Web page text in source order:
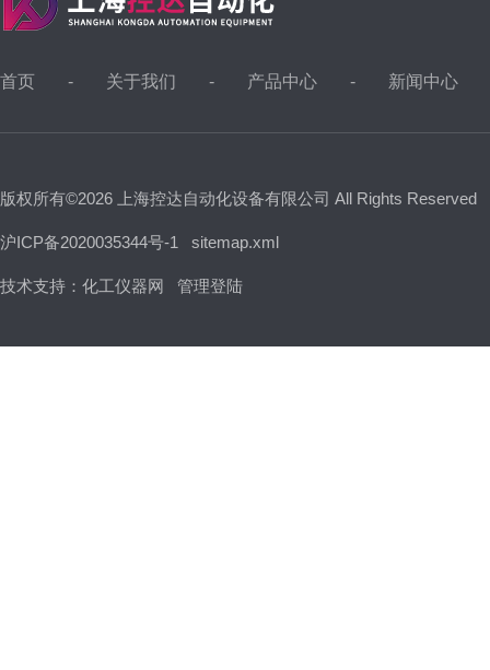
首页 关于我们 产品中心 新闻中心
版权所有©2026 上海控达自动化设备有限公司 All Rights Reserved
沪ICP备2020035344号-1 sitemap.xml
技术支持： 化工仪器网 管理登陆